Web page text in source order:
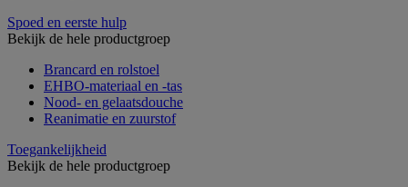
Spoed en eerste hulp
Bekijk de hele productgroep
Brancard en rolstoel
EHBO-materiaal en -tas
Nood- en gelaatsdouche
Reanimatie en zuurstof
Toegankelijkheid
Bekijk de hele productgroep